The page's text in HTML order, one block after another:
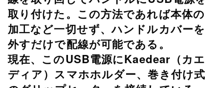
取り付けた。この方法であれば本体の
加工など一切せず、ハンドルカバーを
外すだけで配線が可能である。
現在、このUSB電源にKaedear（カエ
ディア）スマホホルダー、巻き付け式